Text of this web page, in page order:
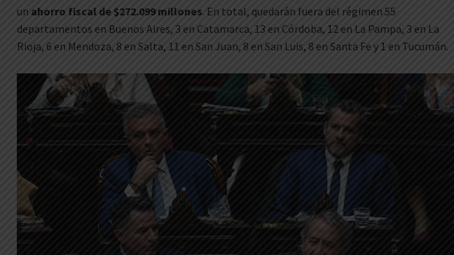
un ahorro fiscal de $272.099 millones. En total, quedarán fuera del régimen 55
departamentos en Buenos Aires, 3 en Catamarca, 13 en Córdoba, 12 en La Pampa, 3 en La
Rioja, 6 en Mendoza, 8 en Salta, 11 en San Juan, 8 en San Luis, 8 en Santa Fe y 1 en Tucumán.